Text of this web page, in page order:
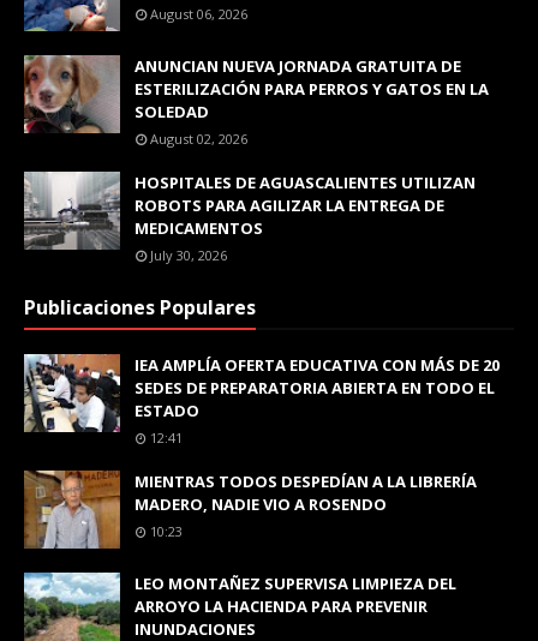
August 06, 2026
ANUNCIAN NUEVA JORNADA GRATUITA DE
ESTERILIZACIÓN PARA PERROS Y GATOS EN LA
SOLEDAD
August 02, 2026
HOSPITALES DE AGUASCALIENTES UTILIZAN
ROBOTS PARA AGILIZAR LA ENTREGA DE
MEDICAMENTOS
July 30, 2026
Publicaciones Populares
IEA AMPLÍA OFERTA EDUCATIVA CON MÁS DE 20
SEDES DE PREPARATORIA ABIERTA EN TODO EL
ESTADO
12:41
MIENTRAS TODOS DESPEDÍAN A LA LIBRERÍA
MADERO, NADIE VIO A ROSENDO
10:23
LEO MONTAÑEZ SUPERVISA LIMPIEZA DEL
ARROYO LA HACIENDA PARA PREVENIR
INUNDACIONES